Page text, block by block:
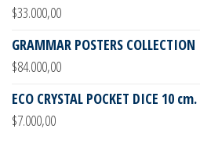
$33.000,00
GRAMMAR POSTERS COLLECTION
$84.000,00
ECO CRYSTAL POCKET DICE 10 cm.
$7.000,00